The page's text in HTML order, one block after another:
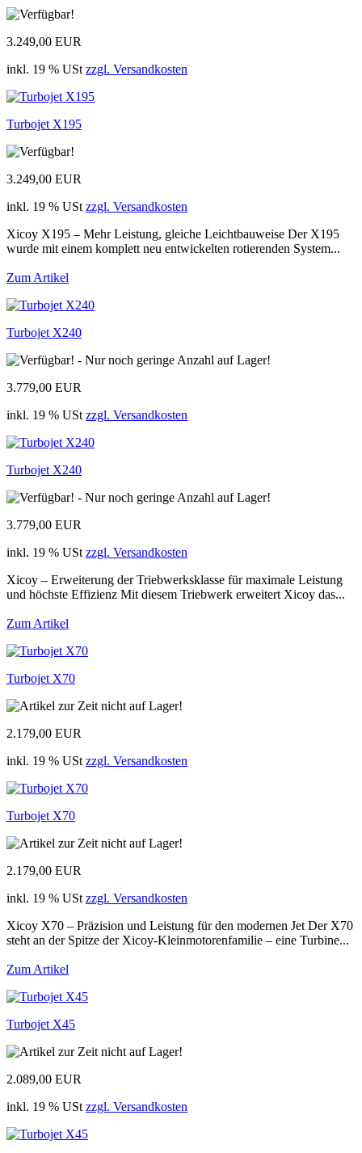
3.249,00 EUR
inkl. 19 % USt zzgl. Versandkosten
Turbojet X195
3.249,00 EUR
inkl. 19 % USt zzgl. Versandkosten
Xicoy X195 – Mehr Leistung, gleiche Leichtbauweise Der X195
wurde mit einem komplett neu entwickelten rotierenden System...
Zum Artikel
Turbojet X240
3.779,00 EUR
inkl. 19 % USt zzgl. Versandkosten
Turbojet X240
3.779,00 EUR
inkl. 19 % USt zzgl. Versandkosten
Xicoy – Erweiterung der Triebwerksklasse für maximale Leistung
und höchste Effizienz Mit diesem Triebwerk erweitert Xicoy das...
Zum Artikel
Turbojet X70
2.179,00 EUR
inkl. 19 % USt zzgl. Versandkosten
Turbojet X70
2.179,00 EUR
inkl. 19 % USt zzgl. Versandkosten
Xicoy X70 – Präzision und Leistung für den modernen Jet Der X70
steht an der Spitze der Xicoy-Kleinmotorenfamilie – eine Turbine...
Zum Artikel
Turbojet X45
2.089,00 EUR
inkl. 19 % USt zzgl. Versandkosten